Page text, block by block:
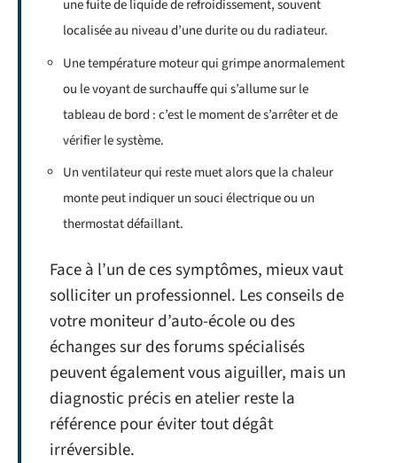
une fuite de liquide de refroidissement, souvent
localisée au niveau d’une durite ou du radiateur.
Une température moteur qui grimpe anormalement
ou le voyant de surchauffe qui s’allume sur le
tableau de bord : c’est le moment de s’arrêter et de
vérifier le système.
Un ventilateur qui reste muet alors que la chaleur
monte peut indiquer un souci électrique ou un
thermostat défaillant.
Face à l’un de ces symptômes, mieux vaut
solliciter un professionnel. Les conseils de
votre moniteur d’auto-école ou des
échanges sur des forums spécialisés
peuvent également vous aiguiller, mais un
diagnostic précis en atelier reste la
référence pour éviter tout dégât
irréversible.